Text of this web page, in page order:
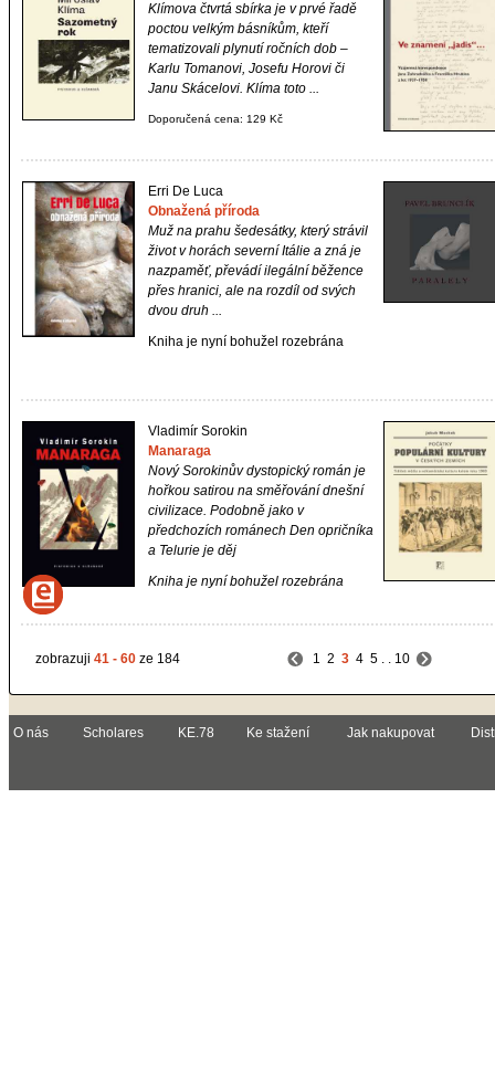
Klímova čtvrtá sbírka je v prvé řadě
poctou velkým básníkům, kteří
tematizovali plynutí ročních dob –
Karlu Tomanovi, Josefu Horovi či
Janu Skácelovi. Klíma toto ...
Doporučená cena: 129 Kč
Erri De Luca
Obnažená příroda
Muž na prahu šedesátky, který strávil
život v horách severní Itálie a zná je
nazpaměť, převádí ilegální běžence
přes hranici, ale na rozdíl od svých
dvou druh ...
Kniha je nyní bohužel rozebrána
Vladimír Sorokin
Manaraga
Nový Sorokinův dystopický román je
hořkou satirou na směřování dnešní
civilizace. Podobně jako v
předchozích románech Den opričníka
a Telurie je děj
Kniha je nyní bohužel rozebrána
zobrazuji 41 - 60 ze 184 1 2 3 4 5. . 10
O nás Scholares KE.78 Ke stažení Jak nakupovat